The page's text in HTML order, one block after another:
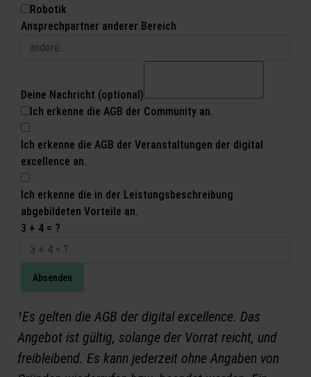
Robotik
Ansprechpartner anderer Bereich
Deine Nachricht (optional)
Ich erkenne die AGB der Community an.
Ich erkenne die AGB der Veranstaltungen der digital
excellence an.
Ich erkenne die in der Leistungsbeschreibung
abgebildeten Vorteile an.
3 + 4 = ?
Absenden
¹Es gelten die AGB der digital excellence. Das
Angebot ist gültig, solange der Vorrat reicht, und
freibleibend. Es kann jederzeit ohne Angaben von